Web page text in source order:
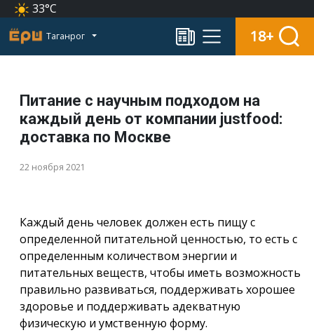
33°C
Таганрог 18+
Питание с научным подходом на
каждый день от компании justfood:
доставка по Москве
22 ноября 2021
Каждый день человек должен есть пищу с
определенной питательной ценностью, то есть с
определенным количеством энергии и
питательных веществ, чтобы иметь возможность
правильно развиваться, поддерживать хорошее
здоровье и поддерживать адекватную
физическую и умственную форму.